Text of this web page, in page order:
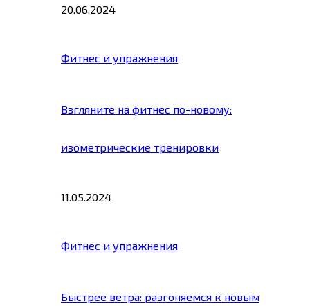
20.06.2024
Фитнес и упражнения
Взгляните на фитнес по-новому:
изометрические тренировки
11.05.2024
Фитнес и упражнения
Быстрее ветра: разгоняемся к новым